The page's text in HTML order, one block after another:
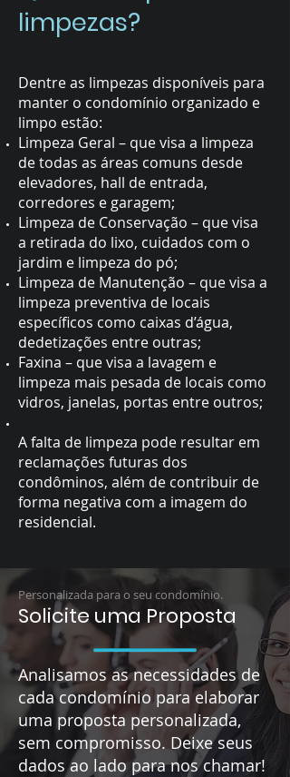
limpezas?
Dentre as limpezas disponíveis para
manter o condomínio organizado e
limpo estão:
Limpeza Geral – que visa a limpeza
de todas as áreas comuns desde
elevadores, hall de entrada,
corredores e garagem;
Limpeza de Conservação – que visa
a retirada do lixo, cuidados com o
jardim e limpeza do pó;
Limpeza de Manutenção – que visa a
limpeza preventiva de locais
específicos como caixas d’água,
dedetizações entre outras;
Faxina – que visa a lavagem e
limpeza mais pesada de locais como
vidros, janelas, portas entre outros;
A falta de limpeza pode resultar em
reclamações futuras dos
condôminos, além de contribuir de
forma negativa com a imagem do
residencial.
Personalizada para o seu condomínio.
Solicite uma Proposta
Analisamos as necessidades de
cada condomínio para elaborar
uma proposta personalizada,
sem compromisso. Deixe seus
dados ao lado para nos chamar!